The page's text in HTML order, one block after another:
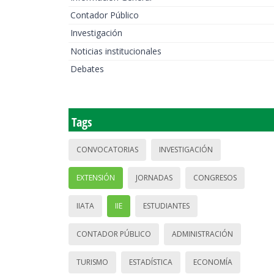
Contador Público
Investigación
Noticias institucionales
Debates
Tags
CONVOCATORIAS INVESTIGACIÓN
EXTENSIÓN JORNADAS CONGRESOS
IIATA IIE ESTUDIANTES
CONTADOR PÚBLICO ADMINISTRACIÓN
TURISMO ESTADÍSTICA ECONOMÍA